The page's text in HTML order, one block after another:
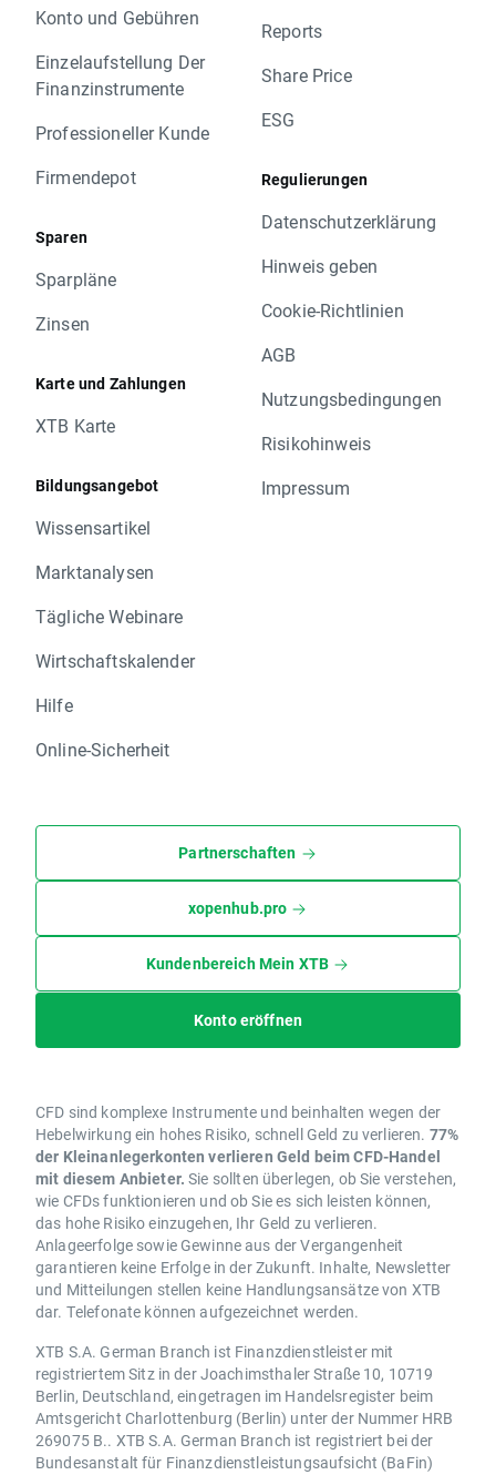
Konto und Gebühren
Einzelaufstellung Der
Finanzinstrumente
Professioneller Kunde
Firmendepot
Sparen
Sparpläne
Zinsen
Karte und Zahlungen
XTB Karte
Bildungsangebot
Wissensartikel
Marktanalysen
Tägliche Webinare
Wirtschaftskalender
Hilfe
Online-Sicherheit
Reports
Share Price
ESG
Regulierungen
Datenschutzerklärung
Hinweis geben
Cookie-Richtlinien
AGB
Nutzungsbedingungen
Risikohinweis
Impressum
Partnerschaften
xopenhub.pro
Kundenbereich Mein XTB
Konto eröffnen
CFD sind komplexe Instrumente und beinhalten wegen der
Hebelwirkung ein hohes Risiko, schnell Geld zu verlieren. 77%
der Kleinanlegerkonten verlieren Geld beim CFD-Handel
mit diesem Anbieter. Sie sollten überlegen, ob Sie verstehen,
wie CFDs funktionieren und ob Sie es sich leisten können,
das hohe Risiko einzugehen, Ihr Geld zu verlieren.
Anlageerfolge sowie Gewinne aus der Vergangenheit
garantieren keine Erfolge in der Zukunft. Inhalte, Newsletter
und Mitteilungen stellen keine Handlungsansätze von XTB
dar. Telefonate können aufgezeichnet werden.
XTB S.A. German Branch ist Finanzdienstleister mit
registriertem Sitz in der Joachimsthaler Straße 10, 10719
Berlin, Deutschland, eingetragen im Handelsregister beim
Amtsgericht Charlottenburg (Berlin) unter der Nummer HRB
269075 B.. XTB S.A. German Branch ist registriert bei der
Bundesanstalt für Finanzdienstleistungsaufsicht (BaFin)